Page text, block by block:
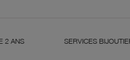
SERVICES BIJOUTIERS ET